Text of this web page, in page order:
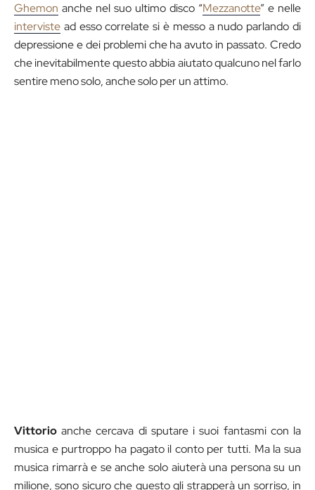
Ghemon anche nel suo ultimo disco “Mezzanotte” e nelle
interviste ad esso correlate si è messo a nudo parlando di
depressione e dei problemi che ha avuto in passato. Credo
che inevitabilmente questo abbia aiutato qualcuno nel farlo
sentire meno solo, anche solo per un attimo.
Vittorio anche cercava di sputare i suoi fantasmi con la
musica e purtroppo ha pagato il conto per tutti. Ma la sua
musica rimarrà e se anche solo aiuterà una persona su un
milione, sono sicuro che questo gli strapperà un sorriso, in